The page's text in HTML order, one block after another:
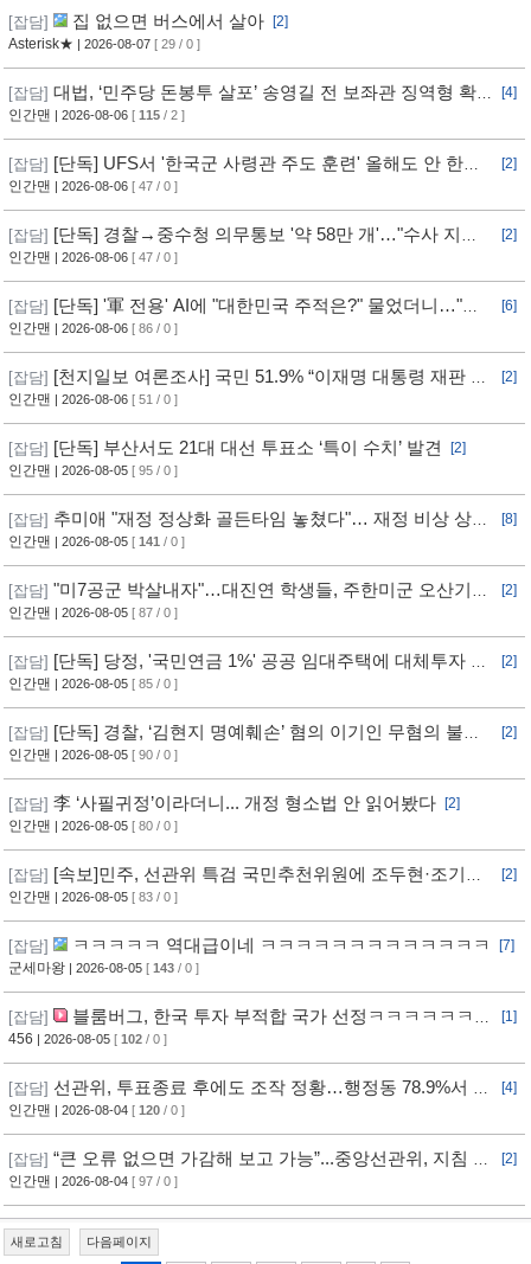
[잡담] 집 없으면 버스에서 살아
[2]
Asterisk★ | 2026-08-07 [ 29 / 0 ]
[잡담] 대법, ‘민주당 돈봉투 살포’ 송영길 전 보좌관 징역형 확
정
[4]
인간맨 | 2026-08-06 [ 115 / 2 ]
[잡담] [단독] UFS서 '한국군 사령관 주도 훈련' 올해도 안 한
다... 美, 전작권 전환 신중 기류
[2]
인간맨 | 2026-08-06 [ 47 / 0 ]
[잡담] [단독] 경찰→중수청 의무통보 '약 58만 개'…"수사 지연"
반발
[2]
인간맨 | 2026-08-06 [ 47 / 0 ]
[잡담] [단독] '軍 전용' AI에 "대한민국 주적은?" 물었더니…"정
치적 사안이라 답변 제한"
[6]
인간맨 | 2026-08-06 [ 86 / 0 ]
[잡담] [천지일보 여론조사] 국민 51.9% “이재명 대통령 재판 재
개 필요”
[2]
인간맨 | 2026-08-06 [ 51 / 0 ]
[잡담] [단독] 부산서도 21대 대선 투표소 ‘특이 수치’ 발견
[2]
인간맨 | 2026-08-05 [ 95 / 0 ]
[잡담] 추미애 "재정 정상화 골든타임 놓쳤다"… 재정 비상 상황
선언
[8]
인간맨 | 2026-08-05 [ 141 / 0 ]
[잡담] "미7공군 박살내자"…대진연 학생들, 주한미군 오산기지
무단침입 [영상]
[2]
인간맨 | 2026-08-05 [ 87 / 0 ]
[잡담] [단독] 당정, '국민연금 1%' 공공 임대주택에 대체투자 검
토
[2]
인간맨 | 2026-08-05 [ 85 / 0 ]
[잡담] [단독] 경찰, ‘김현지 명예훼손’ 혐의 이기인 무혐의 불송
치
[2]
인간맨 | 2026-08-05 [ 90 / 0 ]
[잡담] 李 ‘사필귀정’이라더니... 개정 형소법 안 읽어봤다
[2]
인간맨 | 2026-08-05 [ 80 / 0 ]
[잡담] [속보]민주, 선관위 특검 국민추천위원에 조두현·조기연
변호사, 하상응 교수 추천
[2]
인간맨 | 2026-08-05 [ 83 / 0 ]
[잡담] ㅋㅋㅋㅋㅋ 역대급이네 ㅋㅋㅋㅋㅋㅋㅋㅋㅋㅋㅋㅋㅋ
[7]
군세마왕 | 2026-08-05 [ 143 / 0 ]
[잡담]
블룸버그, 한국 투자 부적합 국가 선정ㅋㅋㅋㅋㅋㅋㅋ
ㅋㅋㅋ
[1]
456 | 2026-08-05 [ 102 / 0 ]
[잡담] 선관위, 투표종료 후에도 조작 정황…행정동 78.9%서 오
차 발생
[4]
인간맨 | 2026-08-04 [ 120 / 0 ]
[잡담] “큰 오류 없으면 가감해 보고 가능”...중앙선관위, 지침 정
황
[2]
인간맨 | 2026-08-04 [ 97 / 0 ]
새로고침 다음페이지